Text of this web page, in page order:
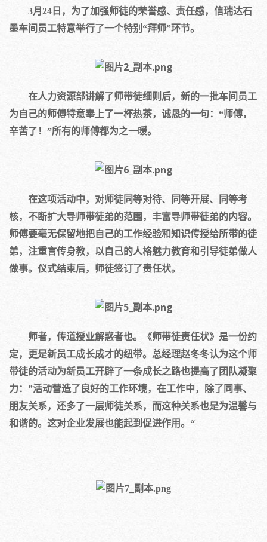
3月24日，为了加强师徒的荣誉感、责任感，信瑞达石
墨车间员工特意举行了一个特别“拜师”环节。
在人力资源部讲解了师带徒细则后，新的一批车间员工
为自己的师傅特意奉上了一杯热茶，诚恳的一句：“师傅，
辛苦了！”所有的师傅都为之一暖。
在这项活动中，对师徒同等对待、同等开展、同等考
核，不断扩大导师带徒弟的范围，丰富导师带徒弟的内容。
师傅要毫无保留地把自己的工作经验和知识传授给所带的徒
弟，注重言传身教，以自己的人格魅力教育和引导徒弟做人
做事。仪式结束后，师徒签订了责任状。
师者，传道授业解惑者也。《师带徒责任状》是一份约
定，更是新员工成长成才的纽带。总经理赵冬冬认为这个师
带徒的活动为新员工开辟了一条成长之路也提高了团队凝聚
力：”活动营造了良好的工作环境，在工作中，除了同事、
朋友关系，还多了一层师徒关系，而这种关系也是为温馨与
和谐的。这对企业发展也能起到促进作用。“